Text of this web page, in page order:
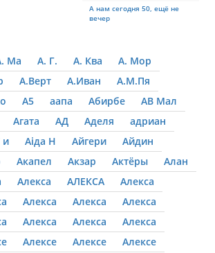
А нам сегодня 50, ещё не
вечер
Ма А. Г. А. Ква
А. Мор
А.Верт А.Иван
А.М.Пя
А5 аапа Абирбе
АВ Мал
Агата АД Аделя
адриан
и Аіда Н Айгери
Айдин
Акапел Акзар Актёры
Алан
Алекса АЛЕКСА
Алекса
Алекса Алекса
Алекса
Алекса Алекса
Алекса
Алексе Алексе
Алексе